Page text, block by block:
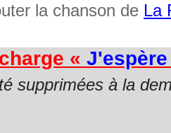
la chanson de La
« J'espère
supprimées à la